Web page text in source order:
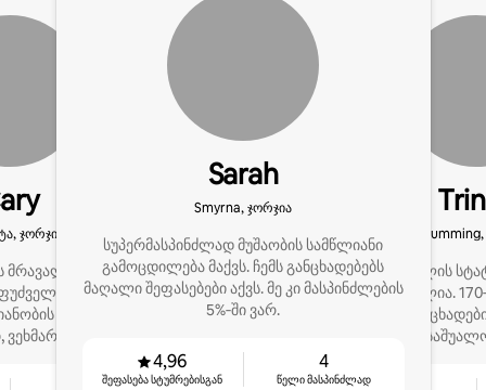
ჯორჯია
მრავალწლიანი
სტუმრებზე
გონივრული
ობიექტებს,
Sarah
Smyrna, ჯორჯია
სუპერმასპინძლად მუშაობის სამწლიანი
გამოცდილება მაქვს. ჩემს განცხადებებს
მაღალი შეფასებები აქვს. მე კი მასპინძლების
5%‑ში ვარ.
4,96
შეფასება სტუმრებისგან
4
წელი მასპინძლად
სუპერმასპინძლის
მიღწევა შემიძლია.
მიხედვით, 9
ჩემი
მუდმივად